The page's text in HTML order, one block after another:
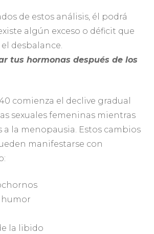
de estos análisis, él podrá
algún exceso o déficit que
desbalance.
tus hormonas después de los
comienza el declive gradual
sexuales femeninas mientras
a la menopausia. Estos cambios
manifestarse con
humor
la libido